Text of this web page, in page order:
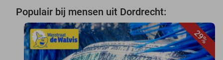
Populair bij mensen uit Dordrecht:
29%